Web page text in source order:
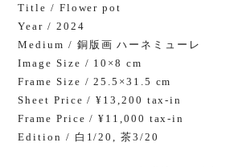
Title / Flower pot
Year / 2024
Medium / 銅版画 ハーネミューレ
Image Size / 10×8 cm
Frame Size / 25.5×31.5 cm
Sheet Price / ¥13,200 tax-in
Frame Price / ¥11,000 tax-in
Edition / 白1/20, 茶3/20